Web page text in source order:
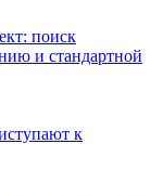
поиск
и стандартной
к